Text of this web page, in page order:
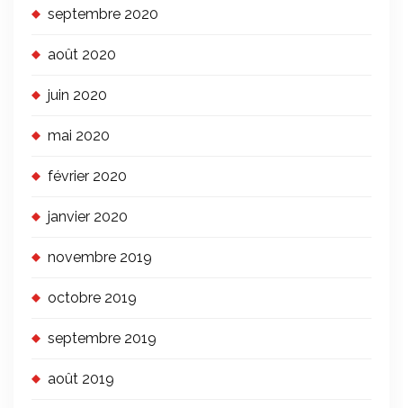
septembre 2020
août 2020
juin 2020
mai 2020
février 2020
janvier 2020
novembre 2019
octobre 2019
septembre 2019
août 2019